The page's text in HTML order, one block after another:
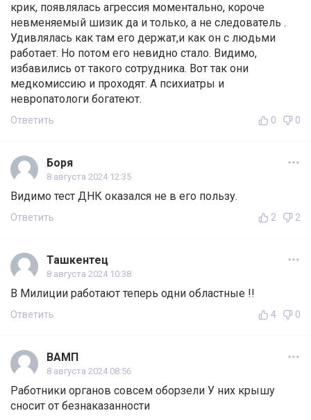
крик, появлялась агрессия моментально, короче
невменяемый шизик да и только, а не следователь .
Удивлялась как там его держат,и как он с людьми
работает. Но потом его невидно стало. Видимо,
избавились от такого сотрудника. Вот так они
медкомиссию и проходят. А психиатры и
невропатологи богатеют.
Ответить 0 0
Боря
8 августа 2024 12:35
Видимо тест ДНК оказался не в его пользу.
Ответить 2 2
Ташкентец
8 августа 2024 10:38
В Милиции работают теперь одни областные !!
Ответить 4 0
ВАМП
8 августа 2024 08:56
Работники органов совсем оборзели У них крышу
сносит от безнаказанности